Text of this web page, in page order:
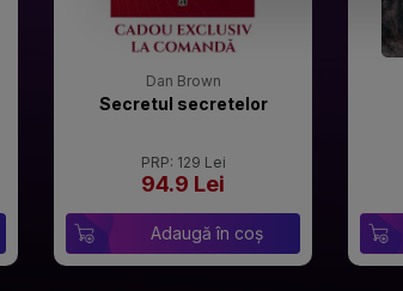
Dan Brown
Secretul secretelor
PRP: 129 Lei
94.9 Lei
Adaugă în coș